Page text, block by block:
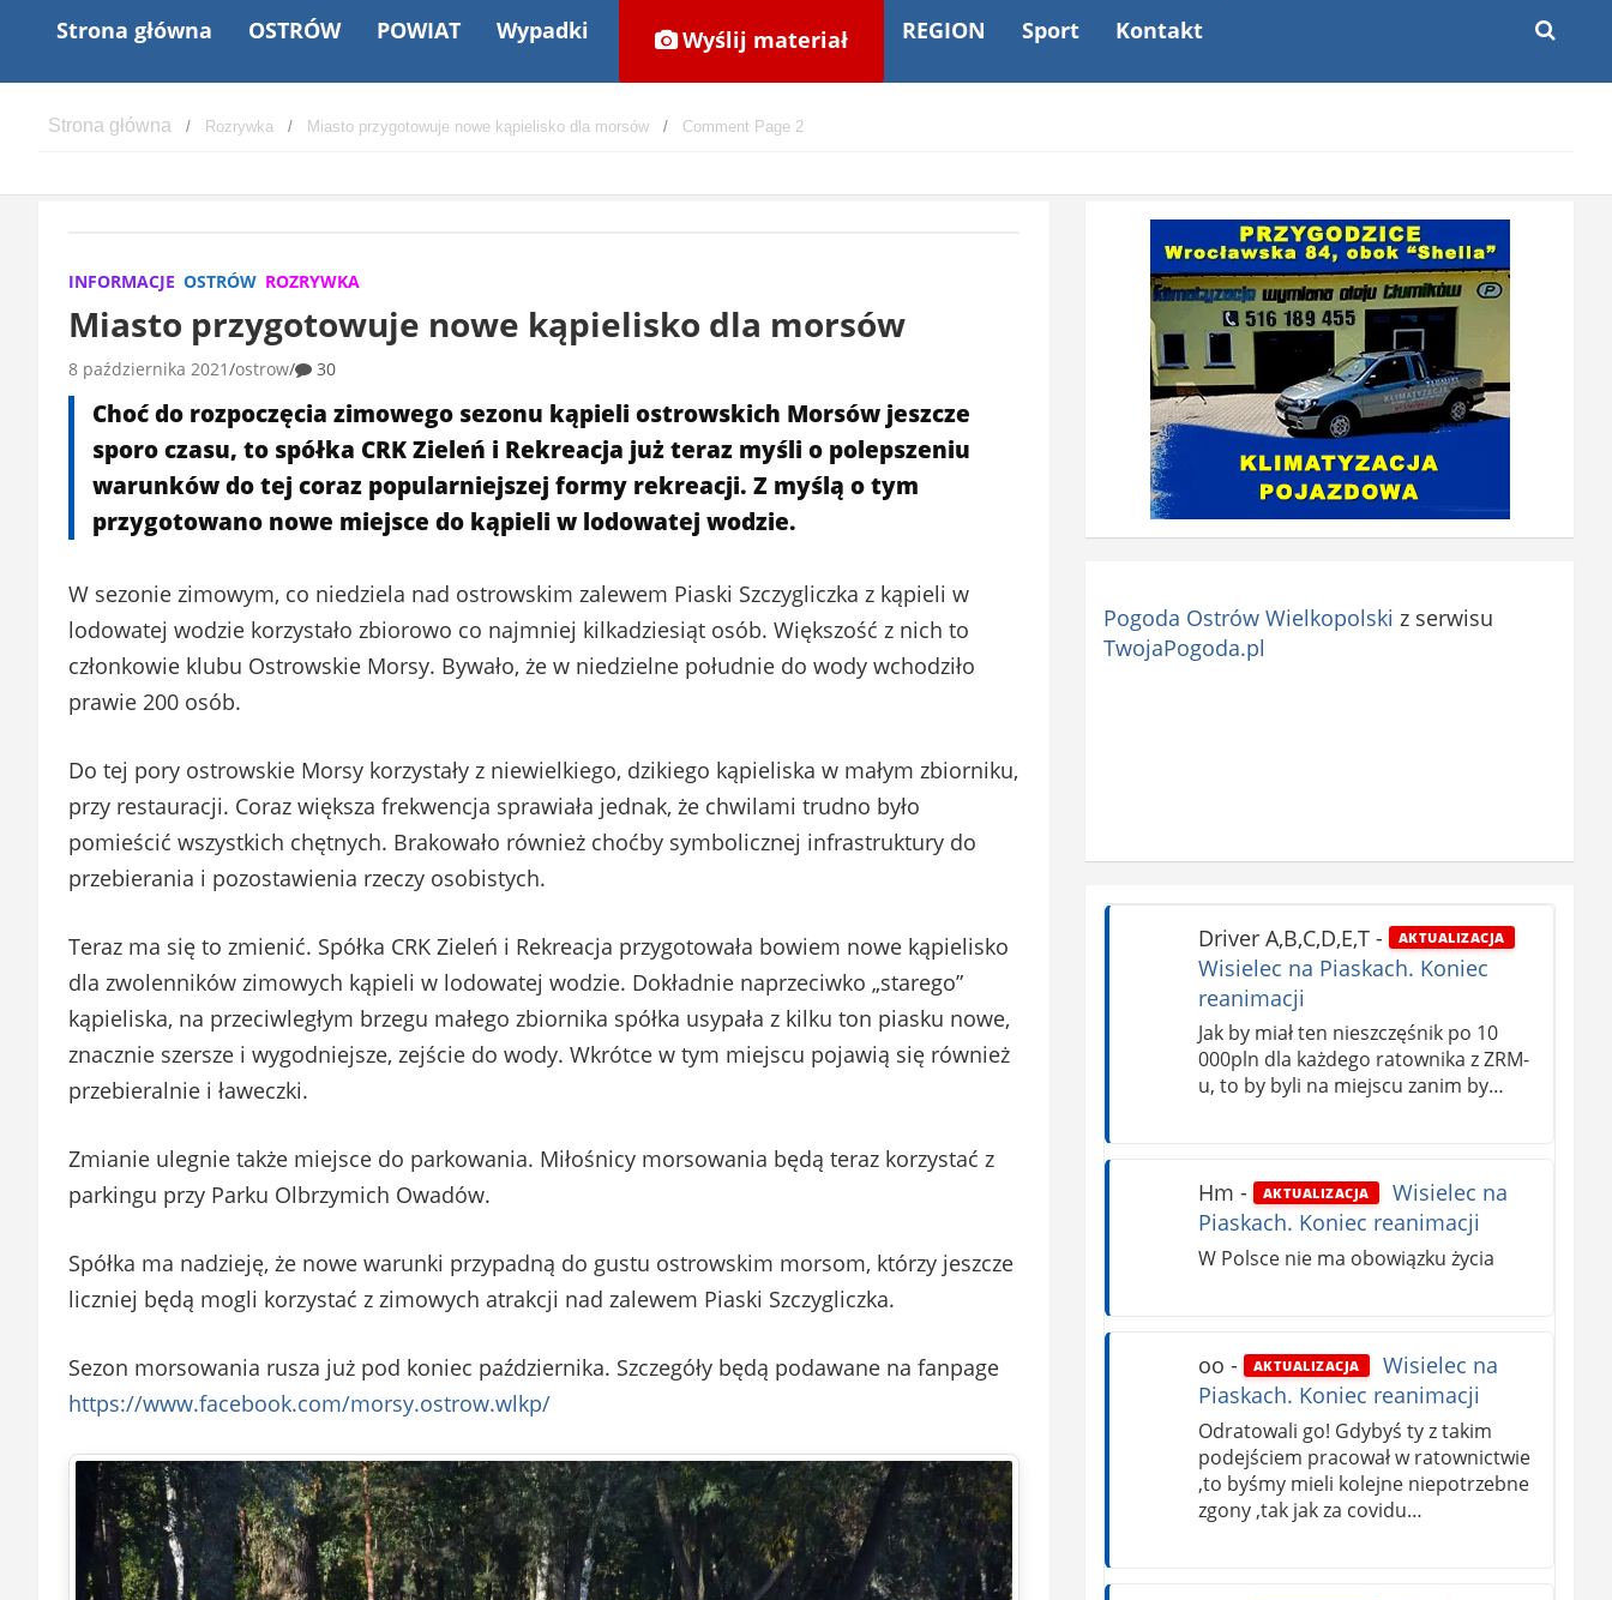
Strona główna OSTRÓW POWIAT Wypadki Wyślij materiał REGION Sport Kontakt
Rozrywka Miasto przygotowuje nowe kąpielisko dla morsów Comment Page 2
INFORMACJE OSTRÓW ROZRYWKA
Miasto przygotowuje nowe kąpielisko dla morsów
8 października 2021 ostrow 30
Choć do rozpoczęcia zimowego sezonu kąpieli ostrowskich Morsów jeszcze
sporo czasu, to spółka CRK Zieleń i Rekreacja już teraz myśli o polepszeniu
warunków do tej coraz popularniejszej formy rekreacji. Z myślą o tym
przygotowano nowe miejsce do kąpieli w lodowatej wodzie.
W sezonie zimowym, co niedziela nad ostrowskim zalewem Piaski Szczygliczka z kąpieli w
lodowatej wodzie korzystało zbiorowo co najmniej kilkadziesiąt osób. Większość z nich to
członkowie klubu Ostrowskie Morsy. Bywało, że w niedzielne południe do wody wchodziło
prawie 200 osób.
Do tej pory ostrowskie Morsy korzystały z niewielkiego, dzikiego kąpieliska w małym zbiorniku,
przy restauracji. Coraz większa frekwencja sprawiała jednak, że chwilami trudno było
pomieścić wszystkich chętnych. Brakowało również choćby symbolicznej infrastruktury do
przebierania i pozostawienia rzeczy osobistych.
Teraz ma się to zmienić. Spółka CRK Zieleń i Rekreacja przygotowała bowiem nowe kąpielisko
dla zwolenników zimowych kąpieli w lodowatej wodzie. Dokładnie naprzeciwko „starego”
kąpieliska, na przeciwległym brzegu małego zbiornika spółka usypała z kilku ton piasku nowe,
znacznie szersze i wygodniejsze, zejście do wody. Wkrótce w tym miejscu pojawią się również
przebieralnie i ławeczki.
Zmianie ulegnie także miejsce do parkowania. Miłośnicy morsowania będą teraz korzystać z
parkingu przy Parku Olbrzymich Owadów.
Spółka ma nadzieję, że nowe warunki przypadną do gustu ostrowskim morsom, którzy jeszcze
liczniej będą mogli korzystać z zimowych atrakcji nad zalewem Piaski Szczygliczka.
Sezon morsowania rusza już pod koniec października. Szczegóły będą podawane na fanpage
https://www.facebook.com/morsy.ostrow.wlkp/
Pogoda Ostrów Wielkopolski z serwisu
TwojaPogoda.pl
Driver A,B,C,D,E,T- AKTUALIZACJA
Wisielec na Piaskach. Koniec
reanimacji
Jak by miał ten nieszczęśnik po 10
000pln dla każdego ratownika z ZRM-
u, to by byli na miejscu zanim by…
Hm - AKTUALIZACJA
Wisielec na
Piaskach. Koniec reanimacji
W Polsce nie ma obowiązku życia
oo - AKTUALIZACJA
Wisielec na
Piaskach. Koniec reanimacji
Odratowali go! Gdybyś ty z takim
podejściem pracował w ratownictwie
,to byśmy mieli kolejne niepotrzebne
zgony ,tak jak za covidu…